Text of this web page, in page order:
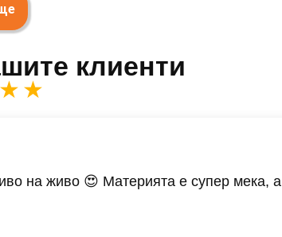
клиенти
на живо 😍 Материята е супер мека, а